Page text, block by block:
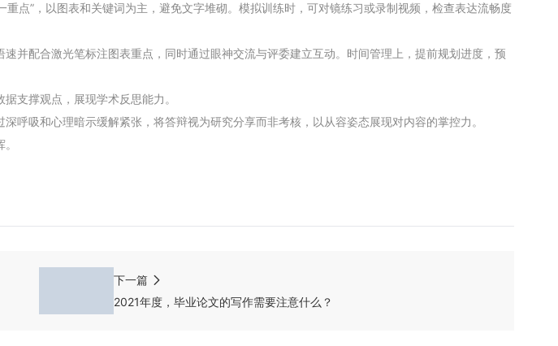
点”，以图表和关键词为主，避免文字堆砌。模拟训练时，可对镜练习或录制视频，检查表达流畅度
并配合激光笔标注图表重点，同时通过眼神交流与评委建立互动。时间管理上，提前规划进度，预
支撑观点，展现学术反思能力。
呼吸和心理暗示缓解紧张，将答辩视为研究分享而非考核，以从容姿态展现对内容的掌控力。
下一篇
2021年度，毕业论文的写作需要注意什么？